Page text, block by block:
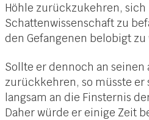
Höhle zurückzukehren,
Schattenwissenschaft zu
den Gefangenen belobigt zu
Sollte er dennoch an seinen
zurückkehren, so müsste er
langsam an die Finsternis
Daher würde er einige Zeit